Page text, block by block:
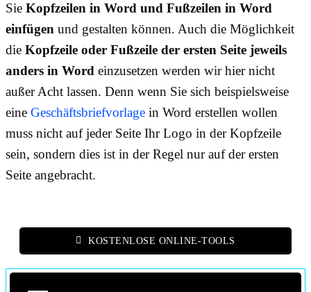
Sie Kopfzeilen in Word und Fußzeilen in Word
einfügen und gestalten können. Auch die Möglichkeit
die Kopfzeile oder Fußzeile der ersten Seite jeweils
anders in Word einzusetzen werden wir hier nicht
außer Acht lassen. Denn wenn Sie sich beispielsweise
eine Geschäftsbriefvorlage in Word erstellen wollen
muss nicht auf jeder Seite Ihr Logo in der Kopfzeile
sein, sondern dies ist in der Regel nur auf der ersten
Seite angebracht.
KOSTENLOSE ONLINE-TOOLS